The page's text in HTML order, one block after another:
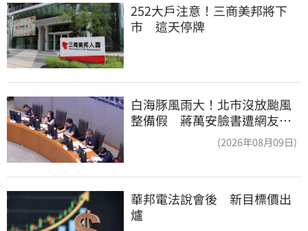
252大戶注意！三商美邦將下
市　這天停牌
白海豚風雨大！北市沒放颱風
整備假 蔣萬安臉書遭網友灌
(2026年08月09日)
華邦電法說會後　新目標價出
爐